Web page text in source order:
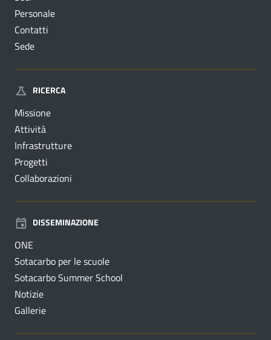
Personale
Contatti
Sede
RICERCA
Missione
Attività
Infrastrutture
Progetti
Collaborazioni
DISSEMINAZIONE
ONE
Sotacarbo per le scuole
Sotacarbo Summer School
Notizie
Gallerie